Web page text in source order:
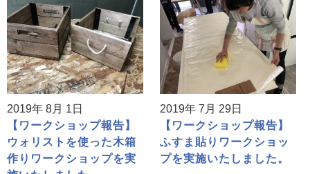
2019年 8月 1日
【ワークショップ報告】
ウォリストを使った木箱
作りワークショップを実
2019年 7月 29日
【ワークショップ報告】
ふすま貼りワークショッ
プを実施いたしました。